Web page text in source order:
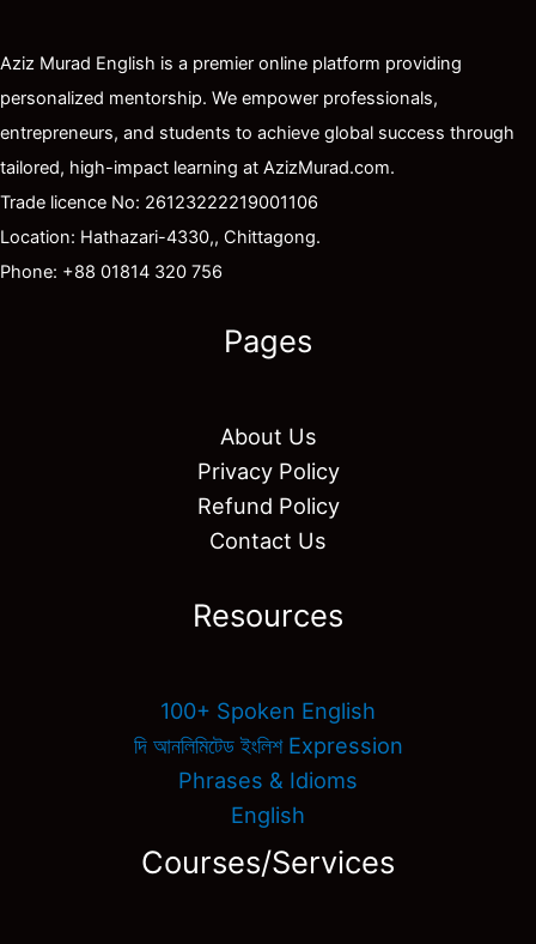
Aziz Murad English is a premier online platform providing
personalized mentorship. We empower professionals,
entrepreneurs, and students to achieve global success through
tailored, high-impact learning at AzizMurad.com.
Trade licence No: 26123222219001106
Location: Hathazari-4330,, Chittagong.
Phone: +88 01814 320 756
Pages
About Us
Privacy Policy
Refund Policy
Contact Us
Resources
100+ Spoken English
দি আনলিমিটেড ইংলিশ Expression
Phrases & Idioms
English
Courses/Services